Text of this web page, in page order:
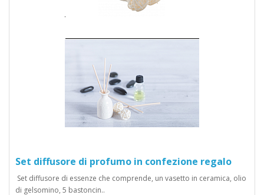
Set diffusore di profumo in confezione regalo
Set diffusore di essenze che comprende, un vasetto in ceramica, olio
di gelsomino, 5 bastoncin..